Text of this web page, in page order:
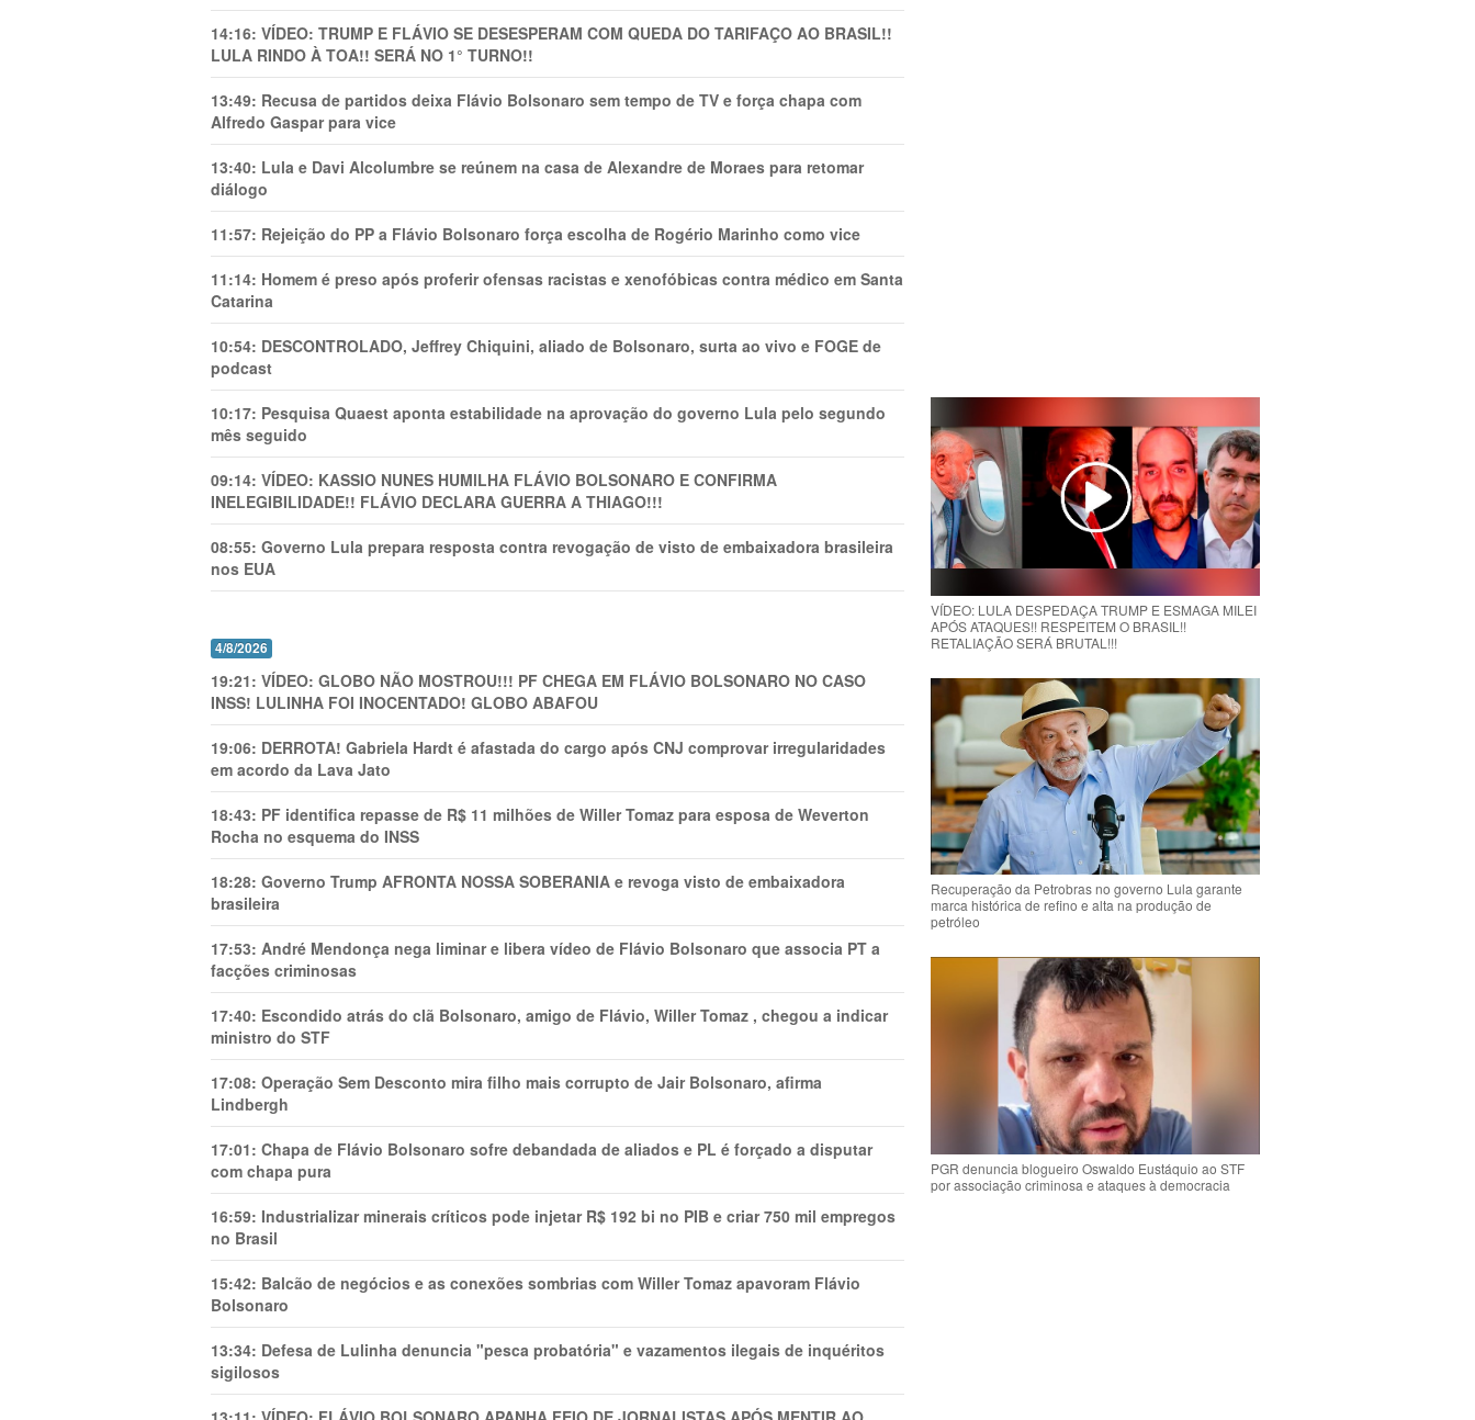
14:16: VÍDEO: TRUMP E FLÁVIO SE DESESPERAM COM QUEDA DO TARIFAÇO AO BRASIL!!
LULA RINDO À TOA!! SERÁ NO 1° TURNO!!
13:49: Recusa de partidos deixa Flávio Bolsonaro sem tempo de TV e força chapa com
Alfredo Gaspar para vice
13:40: Lula e Davi Alcolumbre se reúnem na casa de Alexandre de Moraes para retomar
diálogo
11:57: Rejeição do PP a Flávio Bolsonaro força escolha de Rogério Marinho como vice
11:14: Homem é preso após proferir ofensas racistas e xenofóbicas contra médico em Santa
Catarina
10:54: DESCONTROLADO, Jeffrey Chiquini, aliado de Bolsonaro, surta ao vivo e FOGE de
podcast
10:17: Pesquisa Quaest aponta estabilidade na aprovação do governo Lula pelo segundo
mês seguido
09:14: VÍDEO: KASSIO NUNES HUMlLHA FLÁVIO BOLSONARO E CONFIRMA
INELEGIBILIDADE!! FLÁVIO DECLARA GUERRA A THIAGO!!!
08:55: Governo Lula prepara resposta contra revogação de visto de embaixadora brasileira
nos EUA
4/8/2026
19:21: VÍDEO: GLOBO NÃO MOSTROU!!! PF CHEGA EM FLÁVIO BOLSONARO NO CASO
INSS! LULINHA FOI INOCENTADO! GLOBO ABAFOU
19:06: DERROTA! Gabriela Hardt é afastada do cargo após CNJ comprovar irregularidades
em acordo da Lava Jato
18:43: PF identifica repasse de R$ 11 milhões de Willer Tomaz para esposa de Weverton
Rocha no esquema do INSS
18:28: Governo Trump AFRONTA NOSSA SOBERANIA e revoga visto de embaixadora
brasileira
17:53: André Mendonça nega liminar e libera vídeo de Flávio Bolsonaro que associa PT a
facções criminosas
17:40: Escondido atrás do clã Bolsonaro, amigo de Flávio, Willer Tomaz , chegou a indicar
ministro do STF
17:08: Operação Sem Desconto mira filho mais corrupto de Jair Bolsonaro, afirma
Lindbergh
17:01: Chapa de Flávio Bolsonaro sofre debandada de aliados e PL é forçado a disputar
com chapa pura
16:59: Industrializar minerais críticos pode injetar R$ 192 bi no PIB e criar 750 mil empregos
no Brasil
15:42: Balcão de negócios e as conexões sombrias com Willer Tomaz apavoram Flávio
Bolsonaro
13:34: Defesa de Lulinha denuncia "pesca probatória" e vazamentos ilegais de inquéritos
sigilosos
VÍDEO: LULA DESPEDAÇA TRUMP E ESMAGA MILEI
APÓS ATAQUES!! RESPEITEM O BRASIL!!
RETALIAÇÃO SERÁ BRUTAL!!!
Recuperação da Petrobras no governo Lula garante
marca histórica de refino e alta na produção de
petróleo
PGR denuncia blogueiro Oswaldo Eustáquio ao STF
por associação criminosa e ataques à democracia